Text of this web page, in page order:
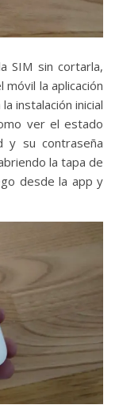
SIM sin cortarla,
la aplicación
instalación inicial
ver el estado
y su contraseña
la tapa de
desde la app y